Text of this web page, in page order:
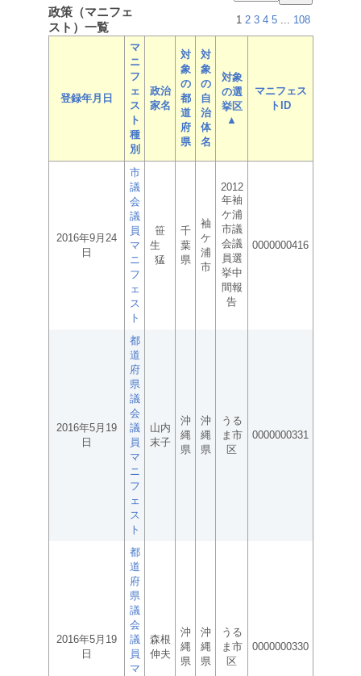
政策（マニフェ
スト）一覧
1 2 3 4 5 ... 108
登録年月日
マ
ニ
フ
ェ
ス
ト
種
別
政治
家名
対
象
の
都
道
府
県
対
象
の
自
治
体
名
対象
の選
挙区
▲
マニフェス
トID
2016年9月24
日
市
議
会
議
員
マ
ニ
フ
ェ
ス
ト
笹
生
猛
千
葉
県
袖
ケ
浦
市
2012
年袖
ケ浦
市議
会議
員選
挙中
間報
告
0000000416
2016年5月19
日
都
道
府
県
議
会
議
員
マ
ニ
フ
ェ
ス
ト
山内
末子
沖
縄
県
沖
縄
県
うる
ま市
区
0000000331
2016年5月19
日
都
道
府
県
議
会
議
員
マ
森根
伸夫
沖
縄
県
沖
縄
県
うる
ま市
区
0000000330